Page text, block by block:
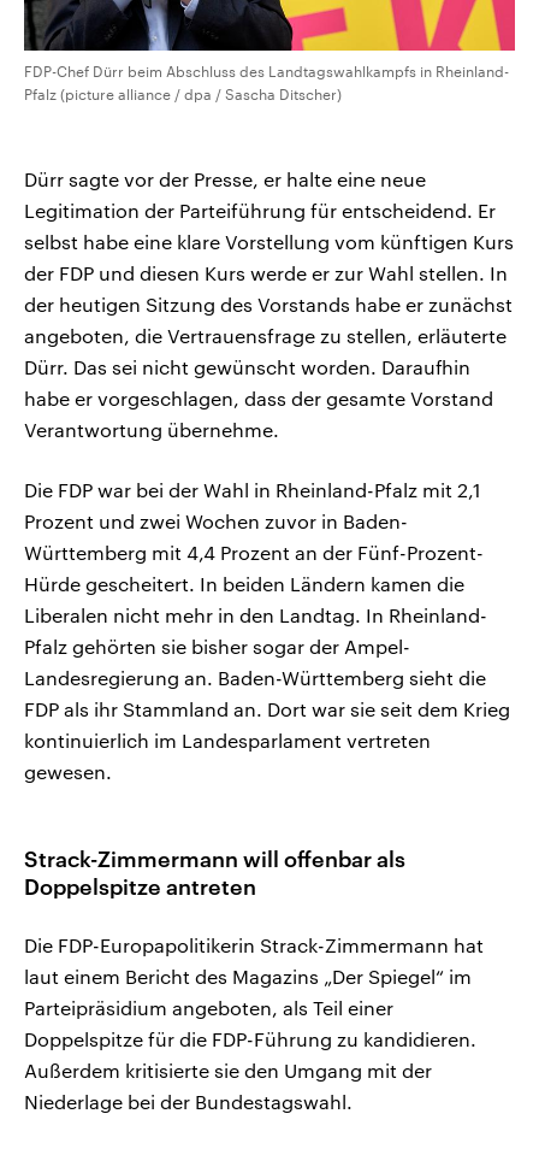
FDP-Chef Dürr beim Abschluss des Landtagswahlkampfs in Rheinland-
Pfalz (picture alliance / dpa / Sascha Ditscher)
Dürr sagte vor der Presse, er halte eine neue
Legitimation der Parteiführung für entscheidend. Er
selbst habe eine klare Vorstellung vom künftigen Kurs
der FDP und diesen Kurs werde er zur Wahl stellen. In
der heutigen Sitzung des Vorstands habe er zunächst
angeboten, die Vertrauensfrage zu stellen, erläuterte
Dürr. Das sei nicht gewünscht worden. Daraufhin
habe er vorgeschlagen, dass der gesamte Vorstand
Verantwortung übernehme.
Die FDP war bei der Wahl in Rheinland-Pfalz mit 2,1
Prozent und zwei Wochen zuvor in Baden-
Württemberg mit 4,4 Prozent an der Fünf-Prozent-
Hürde gescheitert. In beiden Ländern kamen die
Liberalen nicht mehr in den Landtag. In Rheinland-
Pfalz gehörten sie bisher sogar der Ampel-
Landesregierung an. Baden-Württemberg sieht die
FDP als ihr Stammland an. Dort war sie seit dem Krieg
kontinuierlich im Landesparlament vertreten
gewesen.
Strack-Zimmermann will offenbar als
Doppelspitze antreten
Die FDP-Europapolitikerin Strack-Zimmermann hat
laut einem Bericht des Magazins „Der Spiegel“ im
Parteipräsidium angeboten, als Teil einer
Doppelspitze für die FDP-Führung zu kandidieren.
Außerdem kritisierte sie den Umgang mit der
Niederlage bei der Bundestagswahl.